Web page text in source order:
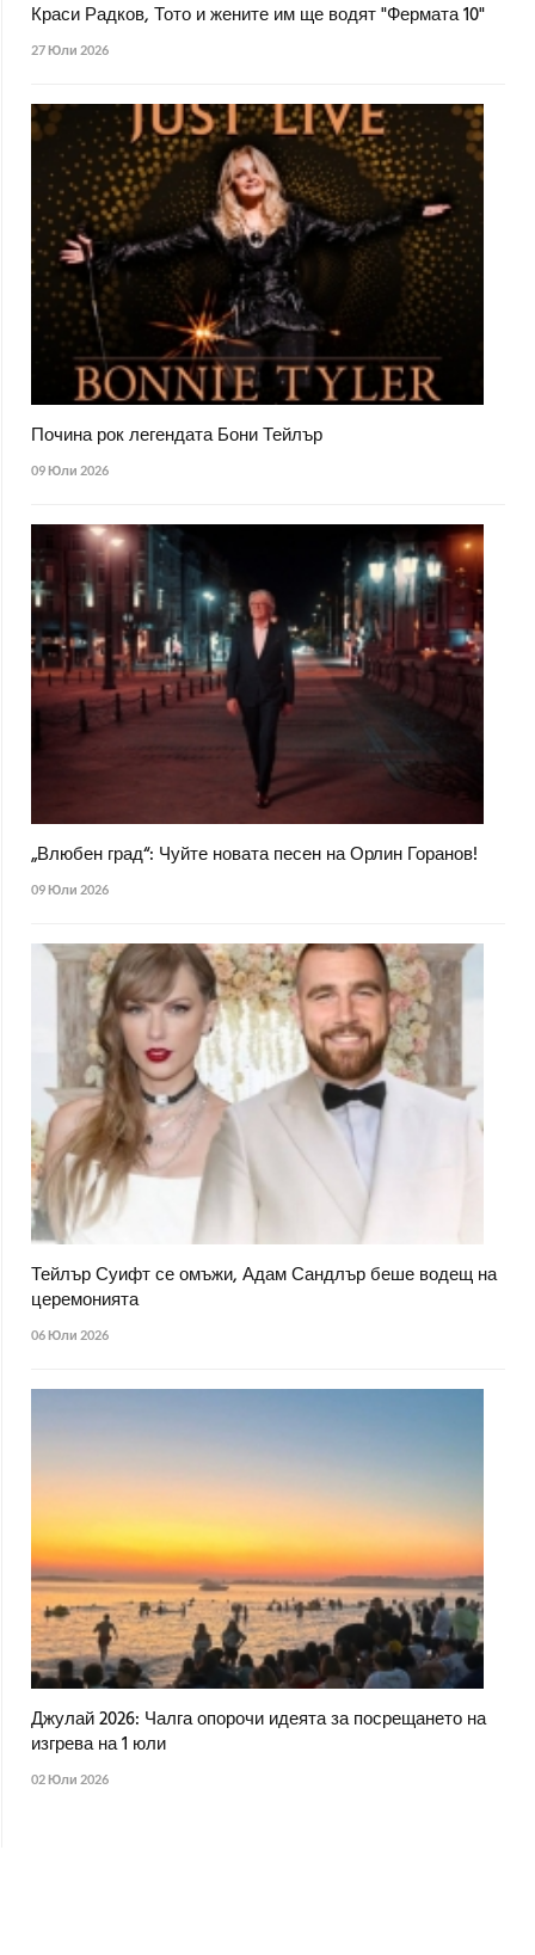
Краси Радков, Тото и жените им ще водят "Фермата 10"
27 Юли 2026
Почина рок легендата Бони Тейлър
09 Юли 2026
„Влюбен град“: Чуйте новата песен на Орлин Горанов!
09 Юли 2026
Тейлър Суифт се омъжи, Адам Сандлър беше водещ на
церемонията
06 Юли 2026
Джулай 2026: Чалга опорочи идеята за посрещането на
изгрева на 1 юли
02 Юли 2026